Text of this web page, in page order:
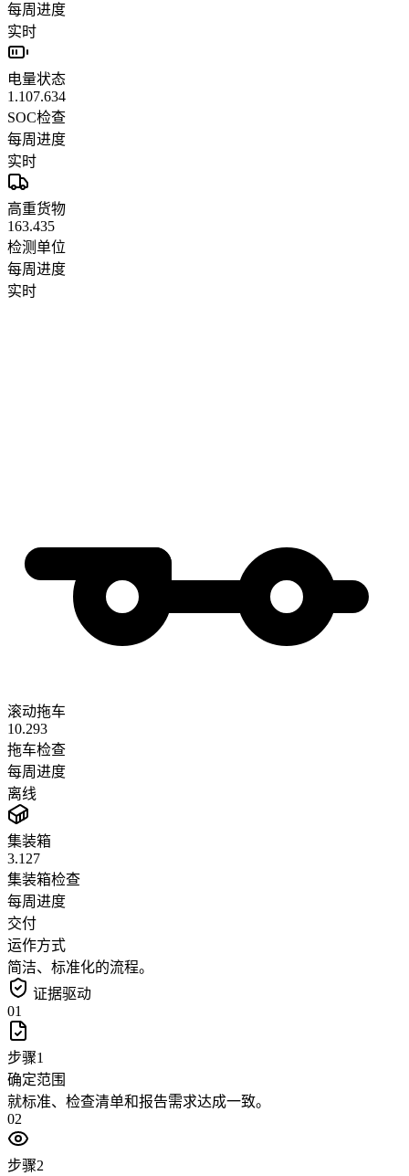
每周进度
实时
电量状态
1.107.634
SOC检查
每周进度
实时
高重货物
163.435
检测单位
每周进度
实时
滚动拖车
10.293
拖车检查
每周进度
离线
集装箱
3.127
集装箱检查
每周进度
交付
运作方式
简洁、标准化的流程。
证据驱动
01
步骤1
确定范围
就标准、检查清单和报告需求达成一致。
02
步骤2